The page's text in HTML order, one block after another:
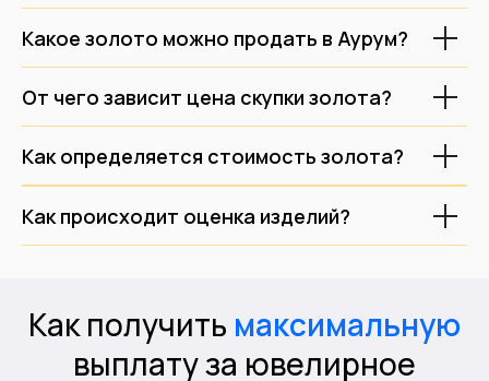
Какое золото можно продать в Аурум?
От чего зависит цена скупки золота?
Как определяется стоимость золота?
Как происходит оценка изделий?